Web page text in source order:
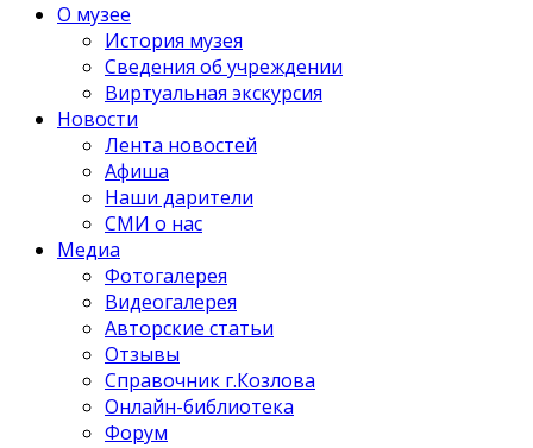
О музее
История музея
Сведения об учреждении
Виртуальная экскурсия
Новости
Лента новостей
Афиша
Наши дарители
СМИ о нас
Медиа
Фотогалерея
Видеогалерея
Авторские статьи
Отзывы
Справочник г.Козлова
Онлайн-библиотека
Форум